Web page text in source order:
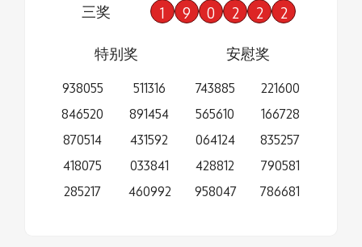
三奖 1 9 0 2 2 2
特别奖
938055
846520
870514
418075
285217
511316
891454
431592
033841
460992
安慰奖
743885
565610
064124
428812
958047
221600
166728
835257
790581
786681